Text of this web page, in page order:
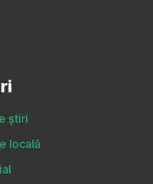
știri
locală